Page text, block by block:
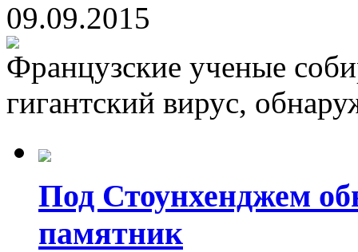
09.09.2015
Французские ученые
гигантский вирус,
Под Стоунхенджем
памятник